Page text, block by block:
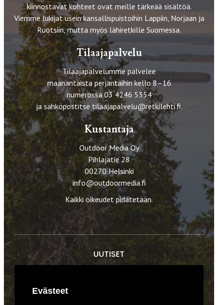
kiinnostavat kohteet ovat meille tärkeää sisältöä.
Viemme lukijat usein kansallispuistoihin Lappiin, Norjaan ja
Ruotsiin, mutta myös lähiretkille Suomessa.
Tilaajapalvelu
Tilaajapalvelumme palvelee
maanantaista perjantaihin kello 8–16
numerossa 03 4246 5354
ja sähköpostitse tilaajapalvelu@retkilehti.fi.
Kustantaja
Outdoor Media Oy
Pihlajatie 28
00270 Helsinki
info@outdoormedia.fi
Kaikki oikeudet pidätetään.
UUTISET
Evästeet